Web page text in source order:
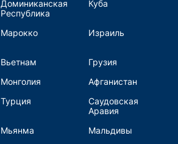
Доминиканская
Республика
Куба
Марокко Израиль
Вьетнам
Грузия
Монголия
Афганистан
Турция
Саудовская
Аравия
Мьянма
Мальдивы